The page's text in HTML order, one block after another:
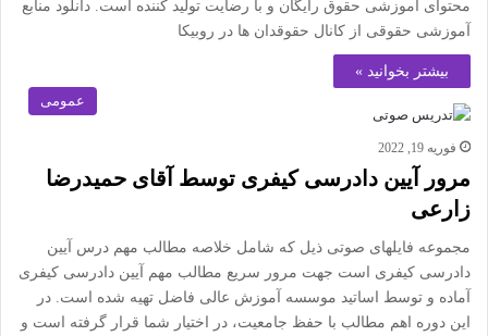
محتوای آموزشی حقوق رایگان و با رضایت تولید کننده است. دانلود منابع
آموزشی حقوقی از کانال حقوقدان ها در روبیکا
بیشتر بخوانید »
عمومی
فوریه 19, 2022
مرور آیین دادرسی کیفری توسط آقای حمیدرضا
زارعی
مجموعه فایلهای صوتی ذیل که شامل خلاصه مطالب مهم درس آیین
دادرسی کیفری است جهت مرور سریع مطالب مهم آیین دادرسی کیفری
آماده و توسط اساتید موسسه آموزش عالی فاضل تهیه شده است. در
این دوره اهم مطالب با حفظ جامعیت، در اختیار شما قرار گرفته است و